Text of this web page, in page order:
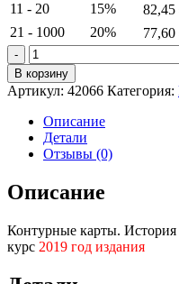
11 - 20
15% 82,45
21 - 1000
20% 77,60
Количество
товара
Контурные
карты.
История
средних
веков.
курс
В корзину
Артикул: 42066 Категория:
Описание
Детали
Отзывы (0)
Описание
Контурные карты.
курс 2019 год издания